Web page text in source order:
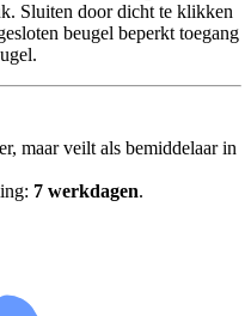
Sluiten door dicht te klikken
beugel beperkt toegang
maar veilt als bemiddelaar in
7 werkdagen.